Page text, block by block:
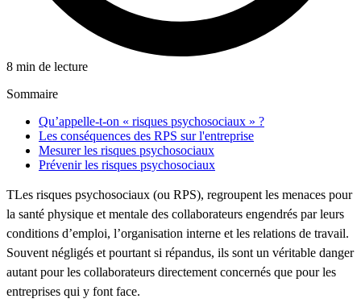
8 min de lecture
Sommaire
Qu’appelle-t-on « risques psychosociaux » ?
Les conséquences des RPS sur l'entreprise
Mesurer les risques psychosociaux
Prévenir les risques psychosociaux
TLes risques psychosociaux (ou RPS), regroupent les menaces pour
la santé physique et mentale des collaborateurs engendrés par leurs
conditions d’emploi, l’organisation interne et les relations de travail.
Souvent négligés et pourtant si répandus, ils sont un véritable danger
autant pour les collaborateurs directement concernés que pour les
entreprises qui y font face.